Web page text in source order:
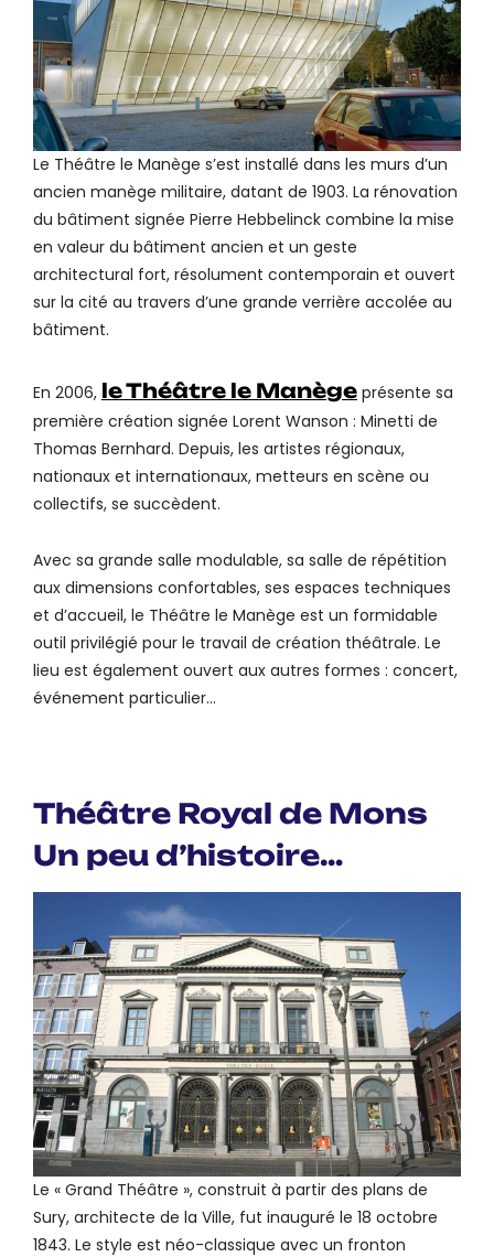
Le Théâtre le Manège s’est installé dans les murs d’un
ancien manège militaire, datant de 1903. La rénovation
du bâtiment signée Pierre Hebbelinck combine la mise
en valeur du bâtiment ancien et un geste
architectural fort, résolument contemporain et ouvert
sur la cité au travers d’une grande verrière accolée au
bâtiment.
En 2006, le Théâtre le Manège présente sa
première création signée Lorent Wanson : Minetti de
Thomas Bernhard. Depuis, les artistes régionaux,
nationaux et internationaux, metteurs en scène ou
collectifs, se succèdent.
Avec sa grande salle modulable, sa salle de répétition
aux dimensions confortables, ses espaces techniques
et d’accueil, le Théâtre le Manège est un formidable
outil privilégié pour le travail de création théâtrale. Le
lieu est également ouvert aux autres formes : concert,
événement particulier…
Théâtre Royal de Mons
Un peu d’histoire…
Le « Grand Théâtre », construit à partir des plans de
Sury, architecte de la Ville, fut inauguré le 18 octobre
1843. Le style est néo-classique avec un fronton